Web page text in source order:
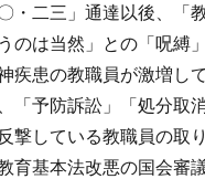
・二三」通達以後、「
のは当然」との「呪縛
疾患の教職員が激増し
「予防訴訟」「処分取
撃している教職員の取
育基本法改悪の国会審